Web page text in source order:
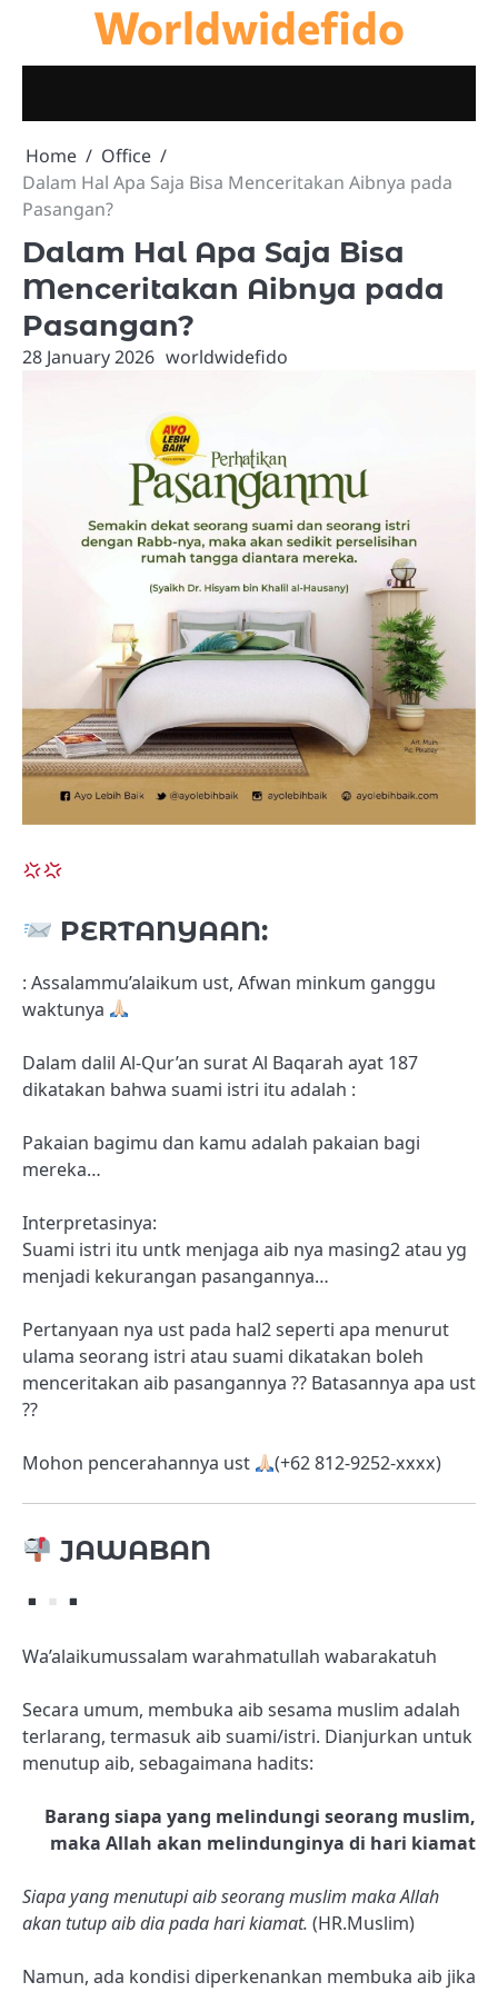
content
Worldwidefido
Home
Office
Dalam Hal Apa Saja Bisa Menceritakan Aibnya pada
Pasangan?
Dalam Hal Apa Saja Bisa
Menceritakan Aibnya pada
Pasangan?
28 January 2026 worldwidefido
PERTANYAAN:
: Assalammu’alaikum ust, Afwan minkum ganggu
waktunya
Dalam dalil Al-Qur’an surat Al Baqarah ayat 187
dikatakan bahwa suami istri itu adalah :
Pakaian bagimu dan kamu adalah pakaian bagi
mereka…
Interpretasinya:
Suami istri itu untk menjaga aib nya masing2 atau yg
menjadi kekurangan pasangannya…
Pertanyaan nya ust pada hal2 seperti apa menurut
ulama seorang istri atau suami dikatakan boleh
menceritakan aib pasangannya ?? Batasannya apa ust
??
Mohon pencerahannya ust (+62 812-9252-xxxx)
JAWABAN
Wa’alaikumussalam warahmatullah wabarakatuh
Secara umum, membuka aib sesama muslim adalah
terlarang, termasuk aib suami/istri. Dianjurkan untuk
menutup aib, sebagaimana hadits:
Barang siapa yang melindungi seorang muslim,
maka Allah akan melindunginya di hari kiamat
Siapa yang menutupi aib seorang muslim maka Allah
akan tutup aib dia pada hari kiamat. (HR.Muslim)
Namun, ada kondisi diperkenankan membuka aib jika